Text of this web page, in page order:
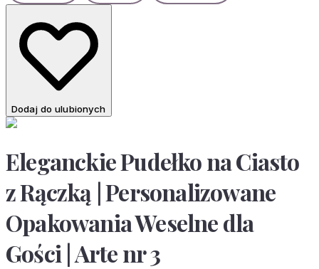
Dodaj do ulubionych
Eleganckie Pudełko na Ciasto
z Rączką | Personalizowane
Opakowania Weselne dla
Gości | Arte nr 3